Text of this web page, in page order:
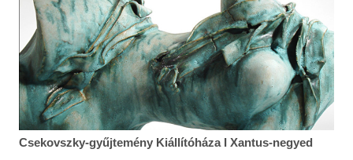
Csekovszky-gyűjtemény Kiállítóháza I Xantus-negyed